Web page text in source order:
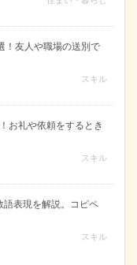
！友人や職場の送別で
スキル
お礼や依頼をするとき
スキル
語表現を解説。コピペ
スキル